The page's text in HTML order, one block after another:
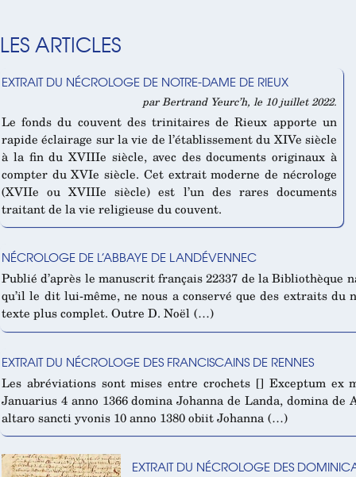
LES ARTICLES
EXTRAIT DU NÉCROLOGE DE NOTRE-DAME DE RIEUX
par Bertrand Yeurc’h, le 10 juillet 2022.
Le fonds du couvent des trinitaires de Rieux apporte un
rapide éclairage sur la vie de l’établissement du XIVe siècle
à la fin du XVIIIe siècle, avec des documents originaux à
compter du XVIe siècle. Cet extrait moderne de nécrologe
(XVIIe ou XVIIIe siècle) est l’un des rares documents
traitant de la vie religieuse du couvent.
NÉCROLOGE DE L’ABBAYE DE LANDÉVENNEC
Publié d’après le manuscrit français 22337 de la Bibliothèque
qu’il le dit lui-même, ne nous a conservé que des extraits du
texte plus complet. Outre D. Noël (…)
EXTRAIT DU NÉCROLOGE DES FRANCISCAINS DE RENNES
Les abréviations sont mises entre crochets [] Exceptum ex
Januarius 4 anno 1366 domina Johanna de Landa, domina
altaro sancti yvonis 10 anno 1380 obiit Johanna (…)
EXTRAIT DU NÉCROLOGE DES